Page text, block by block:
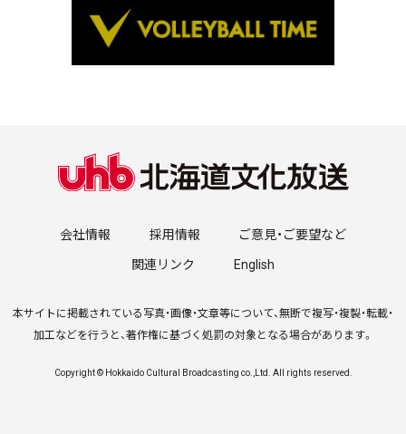
会社情報 採用情報 ご意見・ご要望など
関連リンク English
本サイトに掲載されている写真・画像・文章等について、無断で複写・複製・転載・
加工などを行うと、著作権に基づく処罰の対象となる場合があります。
Copyright © Hokkaido Cultural Broadcasting co.,Ltd. All rights reserved.